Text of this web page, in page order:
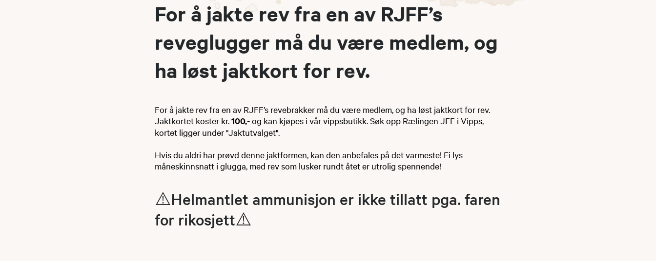
​​​For å jakte rev fra en av RJFF’s
reveglugger må du være medlem, og
ha løst jaktkort for rev.
​​​For å jakte rev fra en av RJFF’s revebrakker må du være medlem, og ha løst jaktkort for rev.
Jaktkortet koster kr.100,-og kan kjøpes i vår vippsbutikk. Søk opp Rælingen JFF i Vipps,
kortet ligger under "Jaktutvalget".
Hvis du aldri har prøvd denne jaktformen, kan den anbefales på det varmeste! Ei lys
måneskinnsnatt i glugga, med rev som lusker rundt åtet er utrolig spennende!
⚠️Helmantlet ammunisjon er ikke tillatt pga. faren
for rikosjett⚠️